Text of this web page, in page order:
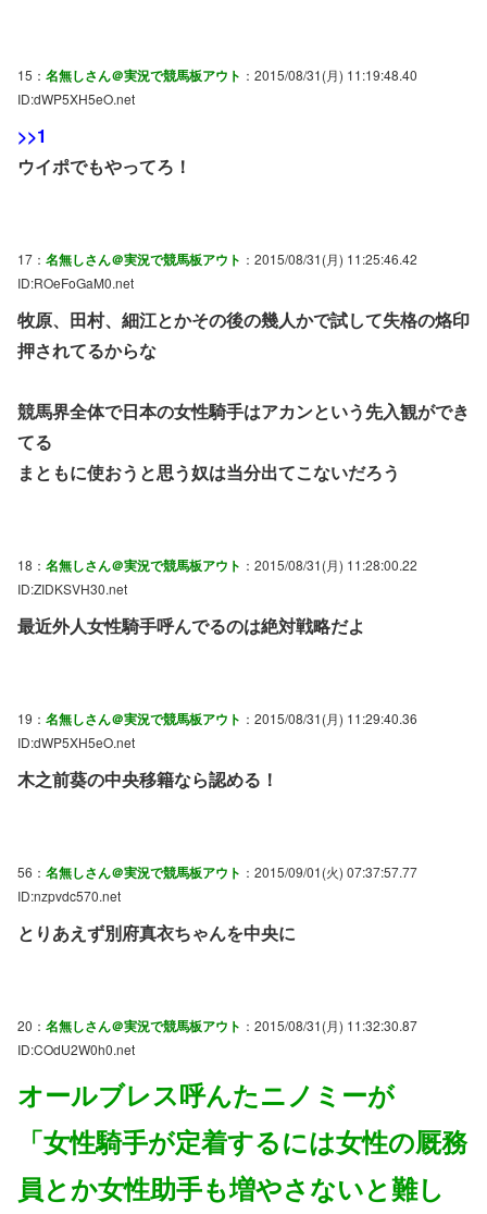
15： 名無しさん＠実況で競馬板アウト ：2015/08/31(月) 11:19:48.40
ID:dWP5XH5eO.net
>>1
ウイポでもやってろ！
17： 名無しさん＠実況で競馬板アウト ：2015/08/31(月) 11:25:46.42
ID:ROeFoGaM0.net
牧原、田村、細江とかその後の幾人かで試して失格の烙印
押されてるからな
競馬界全体で日本の女性騎手はアカンという先入観ができ
てる
まともに使おうと思う奴は当分出てこないだろう
18： 名無しさん＠実況で競馬板アウト ：2015/08/31(月) 11:28:00.22
ID:ZIDKSVH30.net
最近外人女性騎手呼んでるのは絶対戦略だよ
19： 名無しさん＠実況で競馬板アウト ：2015/08/31(月) 11:29:40.36
ID:dWP5XH5eO.net
木之前葵の中央移籍なら認める！
56： 名無しさん＠実況で競馬板アウト ：2015/09/01(火) 07:37:57.77
ID:nzpvdc570.net
とりあえず別府真衣ちゃんを中央に
20： 名無しさん＠実況で競馬板アウト ：2015/08/31(月) 11:32:30.87
ID:COdU2W0h0.net
オールブレス呼んたニノミーが
「女性騎手が定着するには女性の厩務
員とか女性助手も増やさないと難し